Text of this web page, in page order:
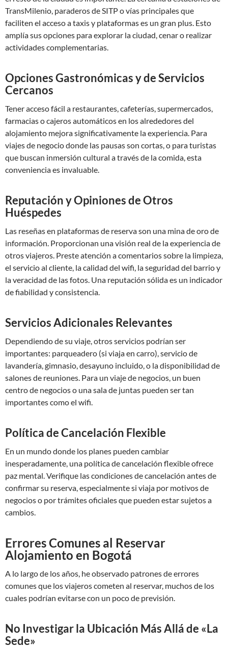
TransMilenio, paraderos de SITP o vías principales que
faciliten el acceso a taxis y plataformas es un gran plus. Esto
amplía sus opciones para explorar la ciudad, cenar o realizar
actividades complementarias.
Opciones Gastronómicas y de Servicios
Cercanos
Tener acceso fácil a restaurantes, cafeterías, supermercados,
farmacias o cajeros automáticos en los alrededores del
alojamiento mejora significativamente la experiencia. Para
viajes de negocio donde las pausas son cortas, o para turistas
que buscan inmersión cultural a través de la comida, esta
conveniencia es invaluable.
Reputación y Opiniones de Otros
Huéspedes
Las reseñas en plataformas de reserva son una mina de oro de
información. Proporcionan una visión real de la experiencia de
otros viajeros. Preste atención a comentarios sobre la limpieza,
el servicio al cliente, la calidad del wifi, la seguridad del barrio y
la veracidad de las fotos. Una reputación sólida es un indicador
de fiabilidad y consistencia.
Servicios Adicionales Relevantes
Dependiendo de su viaje, otros servicios podrían ser
importantes: parqueadero (si viaja en carro), servicio de
lavandería, gimnasio, desayuno incluido, o la disponibilidad de
salones de reuniones. Para un viaje de negocios, un buen
centro de negocios o una sala de juntas pueden ser tan
importantes como el wifi.
Política de Cancelación Flexible
En un mundo donde los planes pueden cambiar
inesperadamente, una política de cancelación flexible ofrece
paz mental. Verifique las condiciones de cancelación antes de
confirmar su reserva, especialmente si viaja por motivos de
negocios o por trámites oficiales que pueden estar sujetos a
cambios.
Errores Comunes al Reservar
Alojamiento en Bogotá
A lo largo de los años, he observado patrones de errores
comunes que los viajeros cometen al reservar, muchos de los
cuales podrían evitarse con un poco de previsión.
No Investigar la Ubicación Más Allá de «La
Sede»